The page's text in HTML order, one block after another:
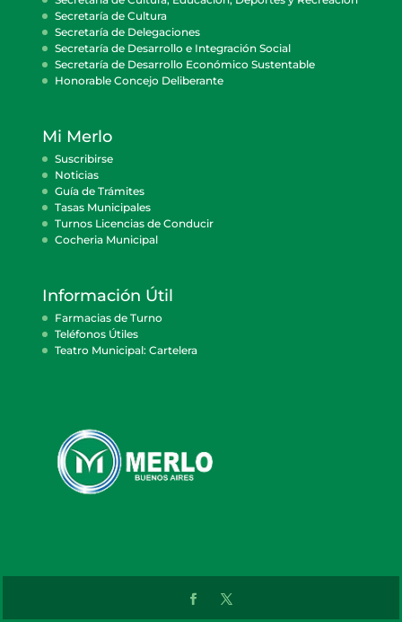
Secretaría de Cultura
Secretaría de Delegaciones
Secretaría de Desarrollo e Integración Social
Secretaría de Desarrollo Económico Sustentable
Honorable Concejo Deliberante
Mi Merlo
Suscribirse
Noticias
Guía de Trámites
Tasas Municipales
Turnos Licencias de Conducir
Cocheria Municipal
Información Útil
Farmacias de Turno
Teléfonos Útiles
Teatro Municipal: Cartelera